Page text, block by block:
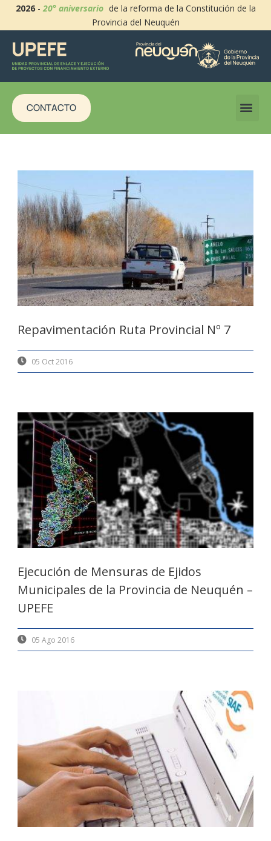
2026-20° aniversario de la reforma de la Constitución de la
Provincia del Neuquén
CONTACTO
Repavimentación Ruta Provincial Nº 7
05 Oct 2016
Ejecución de Mensuras de Ejidos
Municipales de la Provincia de Neuquén –
UPEFE
05 Ago 2016